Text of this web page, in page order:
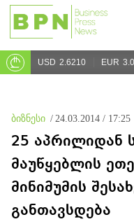
USD 2.6210 EUR
ბიზნესი / 24.03.2014 / 17:25
25 აპრილიდან
მაუწყებლის
მინიმუმის
განთავსდება